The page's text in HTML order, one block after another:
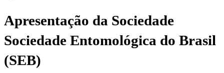
Apresentação da Sociedade
Sociedade Entomológica do Brasil
(SEB)